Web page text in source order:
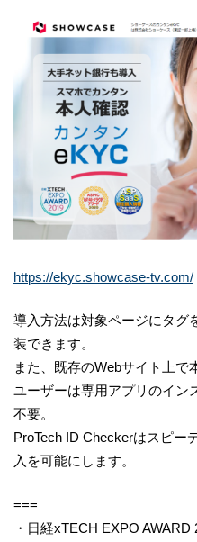
https://ekyc.showcase-tv.com/
導入方法は対象ページにタグ
装できます。
また、既存のWebサイト上で
ユーザーは専用アプリのイン
不要。
ProTech ID Checkerはスピー
入を可能にします。
===
・日経xTECH EXPO